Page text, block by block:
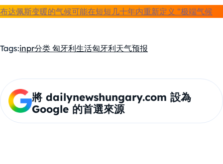
布达佩斯变暖的气候可能在短短几十年内重新定义 “极端气候
Tags:inpr分类 匈牙利生活匈牙利天气预报
將 dailynewshungary.com 設為
Google 的首選來源